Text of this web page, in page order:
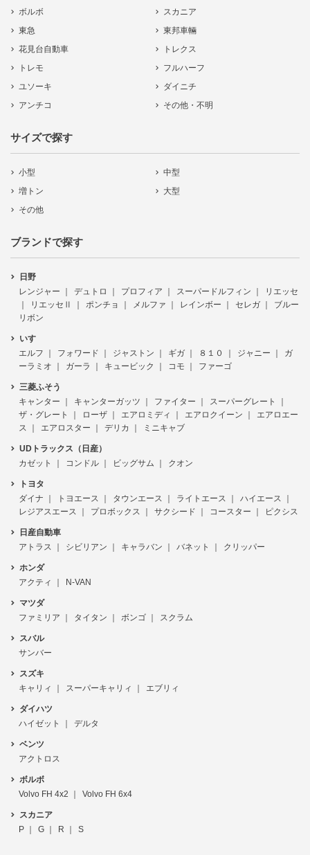
ボルボ
スカニア
東急
東邦車輛
花見台自動車
トレクス
トレモ
フルハーフ
ユソーキ
ダイニチ
アンチコ
その他・不明
サイズで探す
小型
中型
増トン
大型
その他
ブランドで探す
日野
レンジャー
デュトロ プロフィア スーパードルフィン
リエッセ
リエッセⅡ
ポンチョ メルファ レインボー セレガ
ブルー
リボン
いすゞ
エルフ
フォワード ジャストン ギガ ８１０ ジャニー
ガ
ーラミオ
ガーラ キュービック コモ ファーゴ
三菱ふそう
キャンター
キャンターガッツ ファイター
スーパーグレート
ザ・グレート
ローザ エアロミディ エアロクイーン
エアロエー
ス
エアロスター デリカ ミニキャブ
UDトラックス（日産）
カゼット
コンドル ビッグサム クオン
トヨタ
ダイナ
トヨエース タウンエース ライトエース
ハイエース
レジアスエース
プロボックス サクシード コースター ピクシス
日産自動車
アトラス
シビリアン キャラバン バネット クリッパー
ホンダ
アクティ
N-VAN
マツダ
ファミリア
タイタン ボンゴ スクラム
スバル
サンバー
スズキ
キャリィ
スーパーキャリィ エブリィ
ダイハツ
ハイゼット
デルタ
ベンツ
アクトロス
ボルボ
Volvo FH 4x2
Volvo FH 6x4
スカニア
P
G R S